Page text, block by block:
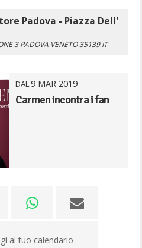
Padova - Piazza Dell'
3PADOVA VENETO35139 IT
DAL9 MAR 2019
Carmen incontra i fan
al tuo calendario